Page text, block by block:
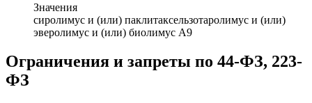
Значения
сиролимус и (или) паклитаксельзотаролимус и (или)
эверолимус и (или) биолимус А9
Ограничения и запреты по 44-ФЗ, 223-
ФЗ